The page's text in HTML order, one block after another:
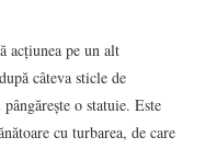
acțiunea pe un alt
câteva sticle de
o statuie. Este
cu turbarea, de care